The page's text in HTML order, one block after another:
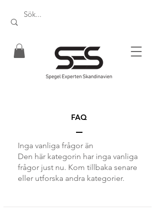
FAQ
Inga vanliga frågor än
Den här kategorin har inga vanliga
frågor just nu. Kom tillbaka senare
eller utforska andra kategorier.